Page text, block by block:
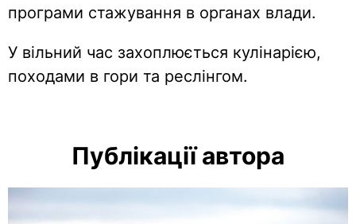
програми стажування в органах влади.
У вільний час захоплюється кулінарією,
походами в гори та реслінгом.
Публікації автора